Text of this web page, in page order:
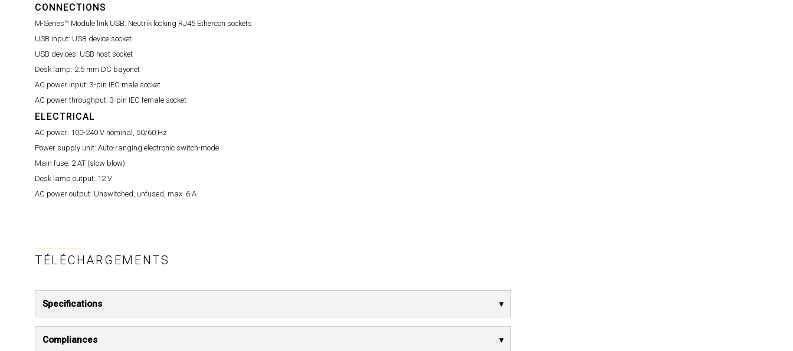
CONNECTIONS
M-Series™ Module link USB: Neutrik locking RJ45 Ethercon sockets
USB input: USB device socket
USB devices: USB host socket
Desk lamp: 2.5 mm DC bayonet
AC power input: 3-pin IEC male socket
AC power throughput: 3-pin IEC female socket
ELECTRICAL
AC power: 100-240 V nominal, 50/60 Hz
Power supply unit: Auto-ranging electronic switch-mode
Main fuse: 2 AT (slow blow)
Desk lamp output: 12 V
AC power output: Unswitched, unfused, max. 6 A
TÉLÉCHARGEMENTS
Specifications
Compliances